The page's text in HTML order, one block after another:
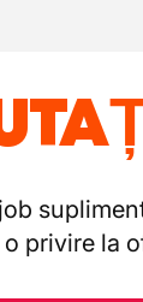
privire la